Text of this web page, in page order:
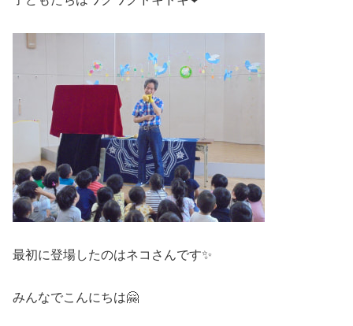
最初に登場したのはネコさんです✨
みんなでこんにちは🤗